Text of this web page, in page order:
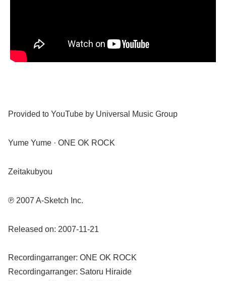
Provided to YouTube by Universal Music Group
Yume Yume · ONE OK ROCK
Zeitakubyou
℗ 2007 A-Sketch Inc.
Released on: 2007-11-21
Recordingarranger: ONE OK ROCK
Recordingarranger: Satoru Hiraide